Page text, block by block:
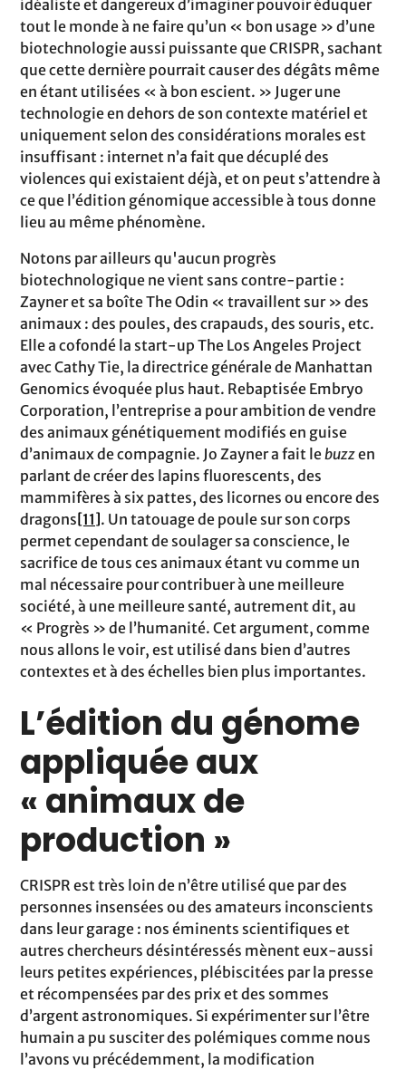
idéaliste et dangereux d’imaginer pouvoir éduquer
tout le monde à ne faire qu’un « bon usage » d’une
biotechnologie aussi puissante que CRISPR, sachant
que cette dernière pourrait causer des dégâts même
en étant utilisées « à bon escient. » Juger une
technologie en dehors de son contexte matériel et
uniquement selon des considérations morales est
insuffisant : internet n’a fait que décuplé des
violences qui existaient déjà, et on peut s’attendre à
ce que l’édition génomique accessible à tous donne
lieu au même phénomène.
Notons par ailleurs qu'aucun progrès
biotechnologique ne vient sans contre-partie :
Zayner et sa boîte The Odin « travaillent sur » des
animaux : des poules, des crapauds, des souris, etc.
Elle a cofondé la start-up The Los Angeles Project
avec Cathy Tie, la directrice générale de Manhattan
Genomics évoquée plus haut. Rebaptisée Embryo
Corporation, l’entreprise a pour ambition de vendre
des animaux génétiquement modifiés en guise
d’animaux de compagnie. Jo Zayner a fait lebuzzen
parlant de créer des lapins fluorescents, des
mammifères à six pattes, des licornes ou encore des
dragons[11]. Un tatouage de poule sur son corps
permet cependant de soulager sa conscience, le
sacrifice de tous ces animaux étant vu comme un
mal nécessaire pour contribuer à une meilleure
société, à une meilleure santé, autrement dit, au
« Progrès » de l’humanité. Cet argument, comme
nous allons le voir, est utilisé dans bien d’autres
contextes et à des échelles bien plus importantes.
L’édition du génome
appliquée aux
« animaux de
production »
CRISPR est très loin de n’être utilisé que par des
personnes insensées ou des amateurs inconscients
dans leur garage : nos éminents scientifiques et
autres chercheurs désintéressés mènent eux-aussi
leurs petites expériences, plébiscitées par la presse
et récompensées par des prix et des sommes
d’argent astronomiques. Si expérimenter sur l’être
humain a pu susciter des polémiques comme nous
l’avons vu précédemment, la modification